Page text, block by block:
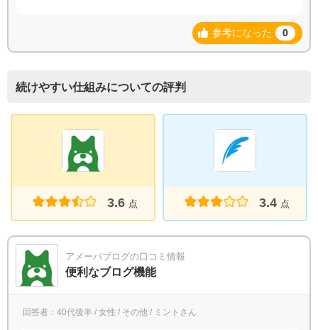
参考になった 0
続けやすい仕組みについての評判
3.6 点 3.4 点
アメーバブログの口コミ情報
便利なブログ機能
回答者：40代後半 / 女性 / その他 / ミントさん